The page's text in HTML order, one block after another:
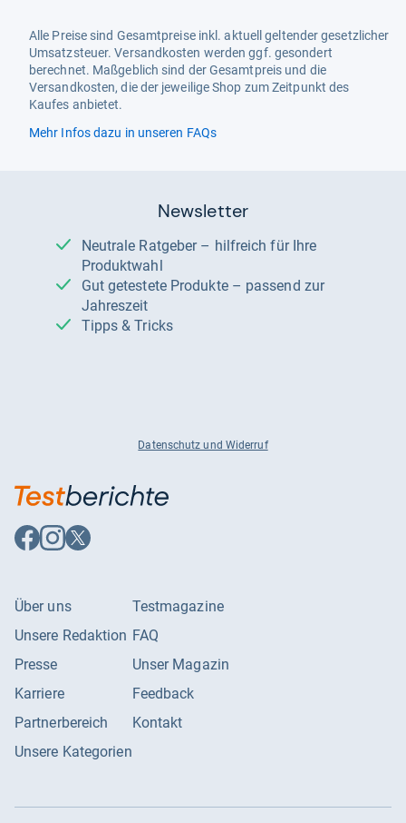
Alle Preise sind Gesamtpreise inkl. aktuell geltender gesetzlicher
Umsatzsteuer. Versandkosten werden ggf. gesondert
berechnet. Maßgeblich sind der Gesamtpreis und die
Versandkosten, die der jeweilige Shop zum Zeitpunkt des
Kaufes anbietet.
Mehr Infos dazu in unseren FAQs
Newsletter
Neutrale Ratgeber – hilfreich für Ihre
Produktwahl
Gut getestete Produkte – passend zur
Jahreszeit
Tipps & Tricks
Datenschutz und Widerruf
Auf
Facebook
Auf
Instagram
Auf
X
Über uns
Unsere Redaktion
Presse
Karriere
Partnerbereich
Unsere Kategorien
Testmagazine
FAQ
Unser Magazin
Feedback
Kontakt